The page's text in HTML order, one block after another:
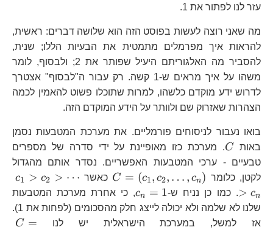
עזר לנו לפתור את 1.
מה שאני רוצה לעשות בפוסט הזה הוא שלושה דברים: ראשית,
להראות איך מפרמלים מתמטית את הבעיות הללו; שנית,
להסביר מה האלגוריתם היעיל שפותר את 2; ולבסוף, לומר
משהו על איך מראים ש-1 קשה. רק עבור ה"לבסוף" אצטרך
לדרוש ידע מוקדם כלשהו, למרות שתוכלו פשוט להאמין לכמה
הצהרות שאזרוק שם ולוותר על הידע המוקדם הזה.
בואו נעבור לניסוחים פורמליים. את מערכת המטבעות נסמן
באות
C C. מערכת כזו מאופיינת על ידי סדרה של מספרים
טבעיים - ערכי המטבעות האפשריים. נסדר אותם מהגדול
לקטן, כלומר
C = (c1, c2, … , cn) כאשר c1 > c2 > ⋯
> cn . כמו כן נניח ש-c_{n}=1
cn = 1
, כי אחרת מערכת המטבעות
שלנו לא שלמה ולא יכולה לייצג חלק מהסכומים (לפחות את 1).
אז למשל, במערכת הישראלית יש לנו
C =